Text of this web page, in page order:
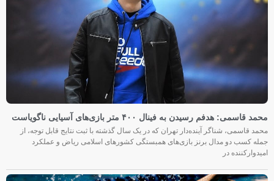
محمد قاسمی: هدفم رسیدن به فینال ۴۰۰ متر بازی‌های آسیایی ناگویاست
محمد قاسمی، شناگر آینده‌دار تهران که در یک سال گذشته با ثبت نتایج قابل توجه، از
جمله کسب دو مدال برنز بازی‌های همبستگی کشورهای اسلامی ریاض و عملکرد
امیدوارکننده در